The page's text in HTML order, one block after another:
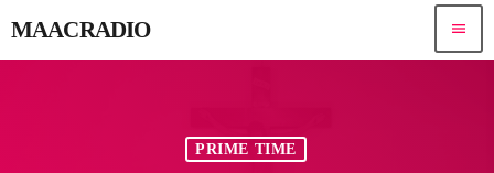
MAACRADIO menu
PRIME TIME